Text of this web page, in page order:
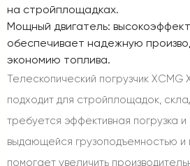
на стройплощадках.
Мощный двигатель:
обеспечивает надежную
экономию топлива.
Телескопический погрузчик XCMG
подходит для стройплощадок,
требуется эффективная погрузка и
выдающейся грузоподъемностью и
помогает увеличить